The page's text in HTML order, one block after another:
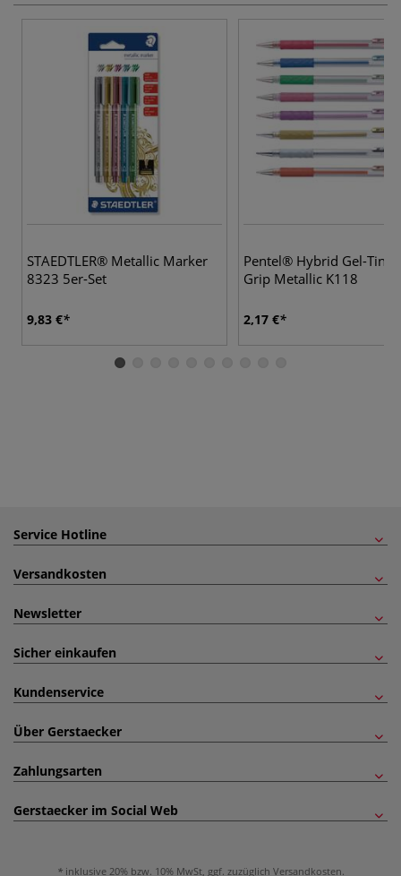
STAEDTLER® Metallic Marker
8323 5er-Set
9,83 €
Pentel® Hybrid Gel-
Grip Metallic K118
2,17 €
Service Hotline
Versandkosten
Newsletter
Sicher einkaufen
Kundenservice
Über Gerstaecker
Zahlungsarten
Gerstaecker im Social Web
inklusive 20% bzw. 10% MwSt, ggf. zuzüglich Versandkosten.